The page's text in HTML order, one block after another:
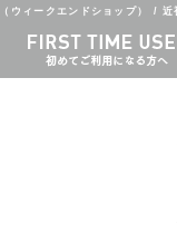
ィークエンドショップ） / 近